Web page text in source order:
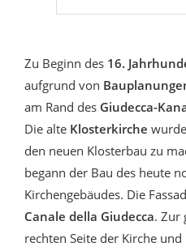
Zu Beginn des 16.
aufgrund von
am Rand des Giudecca-
Die alte Klosterkirche
den neuen Klosterbau zu
begann der Bau des heute
Kirchengebäudes. Die
Canale della Giudecca. Zur
rechten Seite der Kirche